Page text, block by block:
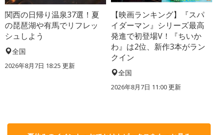
関西の日帰り温泉37選！夏
の琵琶湖や有馬でリフレッ
シュしよう
全国
2026年8月7日 18:25 更新
【映画ランキング】『スパ
イダーマン』シリーズ最高
発進で初登場V！『ちいか
わ』は2位、新作3本がラン
クイン
全国
2026年8月7日 11:00更新